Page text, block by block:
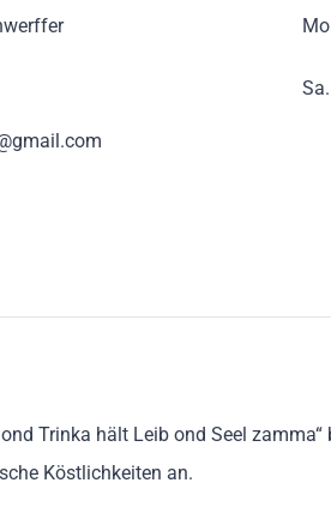
Trinka hält Leib ond Seel
Köstlichkeiten an.